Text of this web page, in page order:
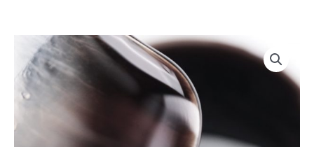
BabyGenie
美
裝